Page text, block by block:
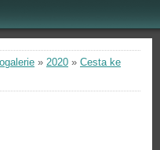
» 2020 » Cesta ke